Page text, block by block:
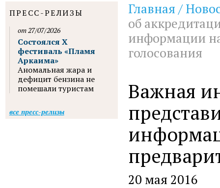
Главная /
об
информации
голосования
Важная
20 мая 2016
ПРЕСС-РЕЛИЗЫ
от 27/07/2026
Состоялся X
фестиваль «Пламя
Аркаима»
Аномальная жара и
дефицит бензина не
помешали туристам
все пресс-релизы